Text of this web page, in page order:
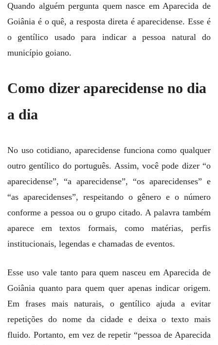
Quando alguém pergunta quem nasce em Aparecida de
Goiânia é o quê, a resposta direta é aparecidense. Esse é
o gentílico usado para indicar a pessoa natural do
município goiano.
Como dizer aparecidense no dia
a dia
No uso cotidiano, aparecidense funciona como qualquer
outro gentílico do português. Assim, você pode dizer “o
aparecidense”, “a aparecidense”, “os aparecidenses” e
“as aparecidenses”, respeitando o gênero e o número
conforme a pessoa ou o grupo citado. A palavra também
aparece em textos formais, como matérias, perfis
institucionais, legendas e chamadas de eventos.
Esse uso vale tanto para quem nasceu em Aparecida de
Goiânia quanto para quem quer apenas indicar origem.
Em frases mais naturais, o gentílico ajuda a evitar
repetições do nome da cidade e deixa o texto mais
fluido. Portanto, em vez de repetir “pessoa de Aparecida